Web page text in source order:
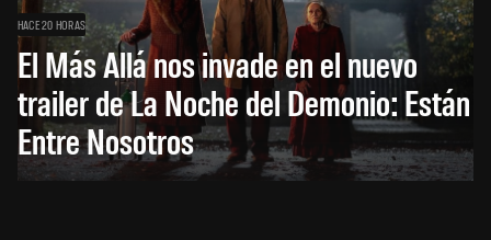
HACE 20 HORAS
El Más Allá nos invade en el nuevo
trailer de La Noche del Demonio: Están
Entre Nosotros